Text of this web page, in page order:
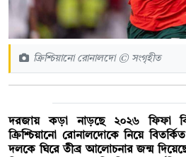
ক্রিশ্চিয়ানো রোনালদো © সংগৃহীত
দরজায় কড়া নাড়ছে ২০২৬ ফিফা
ক্রিশ্চিয়ানো রোনালদোকে নিয়ে
দলকে ঘিরে তীব্র আলোচনার জন্ম